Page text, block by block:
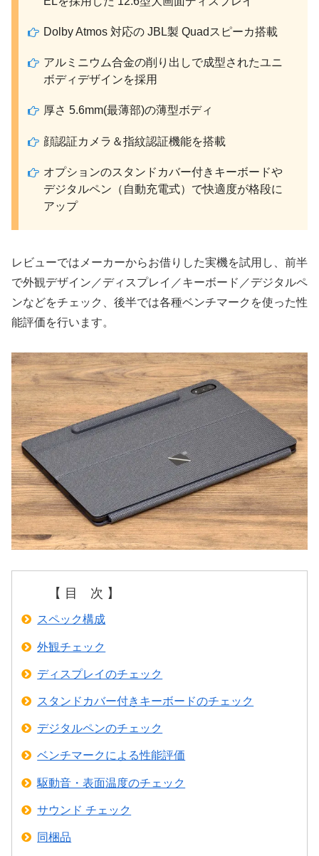
Dolby Atmos 対応の JBL製 Quadスピーカ搭載
アルミニウム合金の削り出しで成型されたユニ
ボディデザインを採用
厚さ 5.6mm(最薄部)の薄型ボディ
顔認証カメラ＆指紋認証機能を搭載
オプションのスタンドカバー付きキーボードや
デジタルペン（自動充電式）で快適度が格段に
アップ
レビューではメーカーからお借りした実機を試用し、前半
で外観デザイン／ディスプレイ／キーボード／デジタルペ
ンなどをチェック、後半では各種ベンチマークを使った性
能評価を行います。
【 目 次 】
スペック構成
外観チェック
ディスプレイのチェック
スタンドカバー付きキーボードのチェック
デジタルペンのチェック
ベンチマークによる性能評価
駆動音・表面温度のチェック
サウンド チェック
同梱品